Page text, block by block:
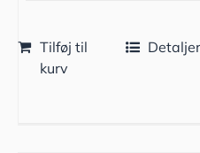
Tilføj til
kurv
Detaljer